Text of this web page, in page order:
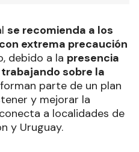
se recomienda a los
extrema precaución
debido a la presencia
sobre la
parte de un plan
y mejorar la
a localidades de
y Uruguay.